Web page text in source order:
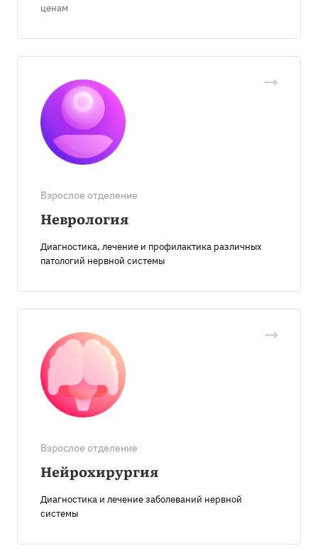
ценам
Взрослое отделение
Неврология
Диагностика, лечение и профилактика различных
патологий нервной системы
Взрослое отделение
Нейрохирургия
Диагностика и лечение заболеваний нервной
системы